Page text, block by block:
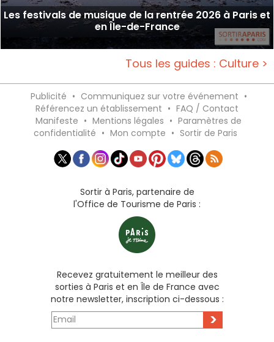
Les festivals de musique de la rentrée 2026 à Paris et
en Île-de-France
Tous les guides : Culture >
Publicité • Communiquez sur votre événement •
Référencez un établissement • FAQ / Contact
Manifeste • Mentions légales • Paramètres de
confidentialité • Mon compte • Sortir de Paris
Sortir à Paris, partenaire de
l'Office de Tourisme de Paris :
Recevez gratuitement le meilleur des
sorties à Paris et en Île de France avec
notre newsletter, inscription ci-dessous :
>